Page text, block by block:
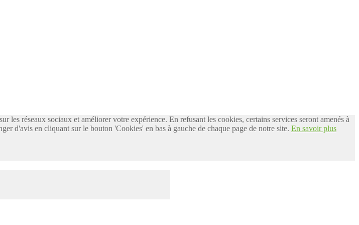
les réseaux sociaux et améliorer votre expérience. En refusant les cookies, certains services seront amenés à
d'avis en cliquant sur le bouton 'Cookies' en bas à gauche de chaque page de notre site. En savoir plus